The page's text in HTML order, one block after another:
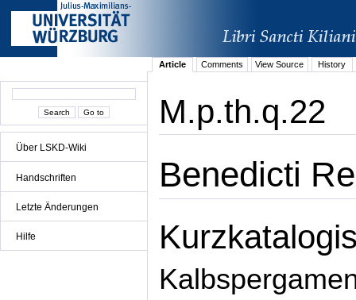
Über LSKD-Wiki
Handschriften
Letzte Änderungen
Hilfe
Article Comments View Source History
M.p.th.q.22
Benedicti